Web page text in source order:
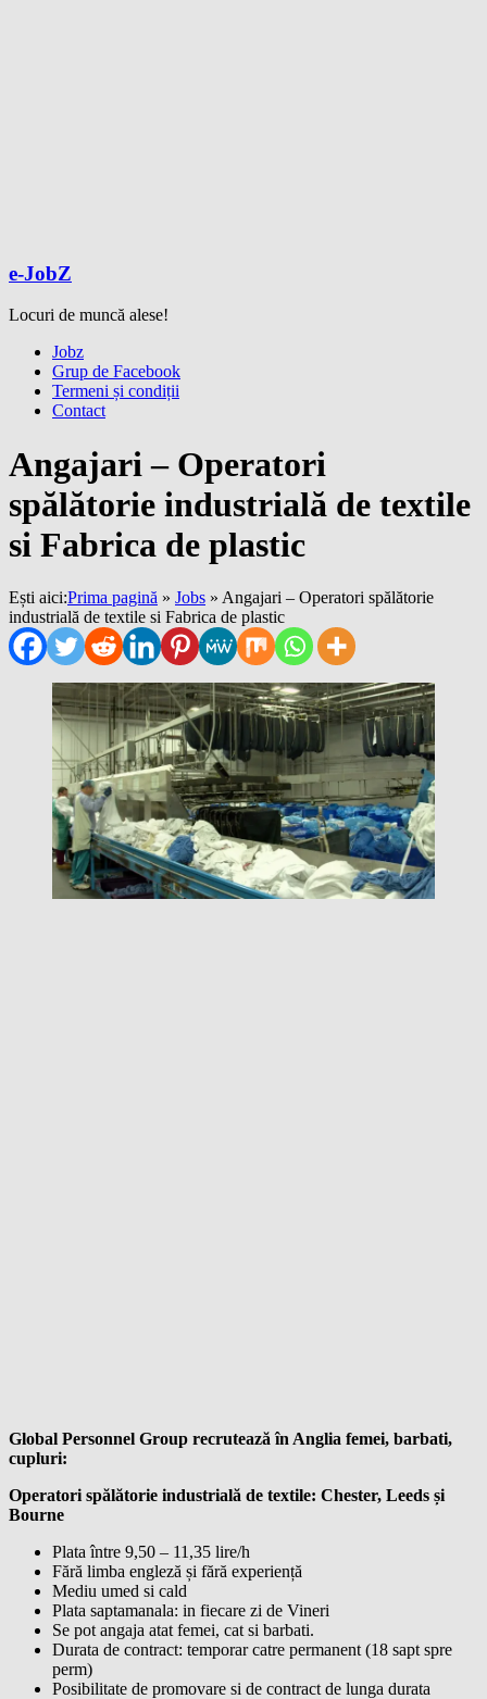
e-JobZ
Locuri de muncă alese!
Meniu Jobz
Grup de Facebook
Termeni și condiții
Contact
Angajari – Operatori
spălătorie industrială de textile
si Fabrica de plastic
Ești aici:Prima pagină » Jobs » Angajari – Operatori spălătorie
industrială de textile si Fabrica de plastic
Global Personnel Group recrutează în Anglia femei, barbati,
cupluri:
Operatori spălătorie industrială de textile: Chester, Leeds și
Bourne
Plata între 9,50 – 11,35 lire/h
Fără limba engleză și fără experiență
Mediu umed si cald
Plata saptamanala: in fiecare zi de Vineri
Se pot angaja atat femei, cat si barbati.
Durata de contract: temporar catre permanent (18 sapt spre
perm)
Posibilitate de promovare si de contract de lunga durata